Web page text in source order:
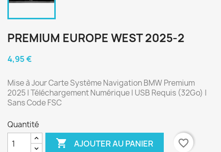
PREMIUM EUROPE WEST 2025-2
4,95 €
Mise à Jour Carte Système Navigation BMW Premium
2025 | Téléchargement Numérique | USB Requis (32Go) |
Sans Code FSC
Quantité
 AJOUTER AU PANIER favorite_border